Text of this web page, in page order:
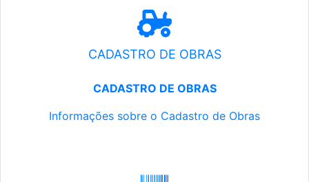
CADASTRO DE OBRAS
CADASTRO DE OBRAS
Informações sobre o Cadastro de Obras